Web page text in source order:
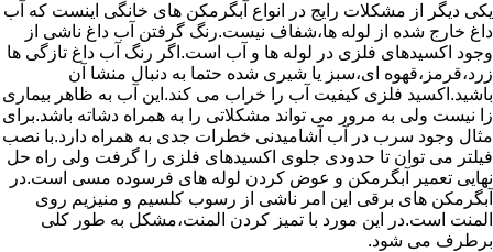
یکی دیگر از مشکلات رایج در انواع آبگرمکن های خانگی اینست که آب
داغ خارج شده از لوله ها،شفاف نیست.رنگ گرفتن آب داغ ناشی از
وجود اکسیدهای فلزی در لوله ها و آب است.اگر رنگ آب داغ تازگی ها
زرد،قرمز،قهوه ای،سبز یا شیری شده حتما به دنبال منشا آن
باشید.اکسید فلزی کیفیت آب را خراب می کند.این آب به ظاهر بیماری
زا نیست ولی به مرور می تواند مشکلاتی را به همراه دشاته باشد.برای
مثال وجود سرب در آب آشامیدنی خطرات جدی به همراه دارد.با نصب
فیلتر می توان تا حدودی جلوی اکسیدهای فلزی را گرفت ولی راه حل
نهایی تعمیر آبگرمکن و عوض کردن لوله های فرسوده مسی است.در
آبگرمکن های برقی این امر ناشی از رسوب کلسیم و منیزیم روی
المنت است.در این مورد با تمیز کردن المنت،مشکل به طور کلی
برطرف می شود.